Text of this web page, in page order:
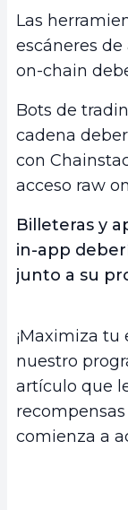
Las
escáneres
on-chain
Bots de
cadena
con
acceso raw
Billeteras y
in-app
junto a su
¡Maximiza
nuestro
artículo que
comienza a